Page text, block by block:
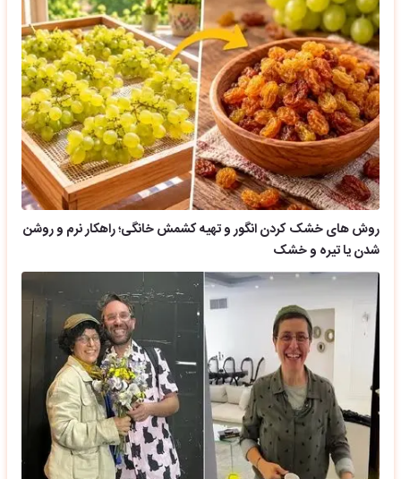
روش های خشک کردن انگور و تهیه کشمش خانگی؛ راهکار نرم و روشن
شدن یا تیره و خشک